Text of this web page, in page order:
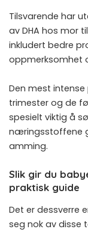
Tilsvarende har
av DHA hos mor
inkludert bedre
oppmerksomhet
Den mest intense
trimester og de
spesielt viktig å
næringsstoffene
amming.
Slik gir du
praktisk guide
Det er dessverre
seg nok av disse